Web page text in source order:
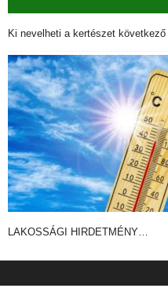
Ki nevelheti a kertészet következő
LAKOSSÁGI HIRDETMÉNY…